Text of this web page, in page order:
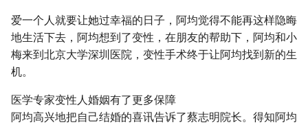
爱一个人就要让她过幸福的日子，阿均觉得不能再这样隐晦
地生活下去，阿均想到了变性，在朋友的帮助下，阿均和小
梅来到北京大学深圳医院，变性手术终于让阿均找到新的生
机。
医学专家变性人婚姻有了更多保障
阿均高兴地把自己结婚的喜讯告诉了蔡志明院长。得知阿均